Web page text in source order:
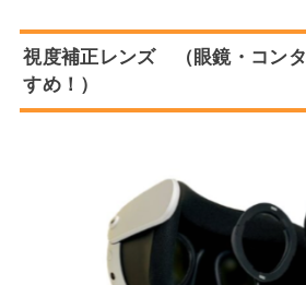
視度補正レンズ （眼鏡・コン
すめ！）